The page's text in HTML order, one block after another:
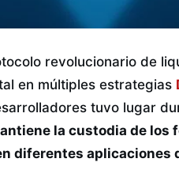
revolucionario de
en múltiples estrategias
tuvo lugar
la custodia de los
diferentes aplicaciones